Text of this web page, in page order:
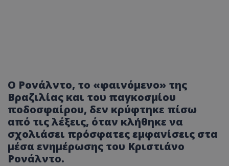
Ο Ρονάλντο, το «φαινόμενο» της
Βραζιλίας και του παγκοσμίου
ποδοσφαίρου, δεν κρύφτηκε πίσω
από τις λέξεις, όταν κλήθηκε να
σχολιάσει πρόσφατες εμφανίσεις στα
μέσα ενημέρωσης του Κριστιάνο
Ρονάλντο.